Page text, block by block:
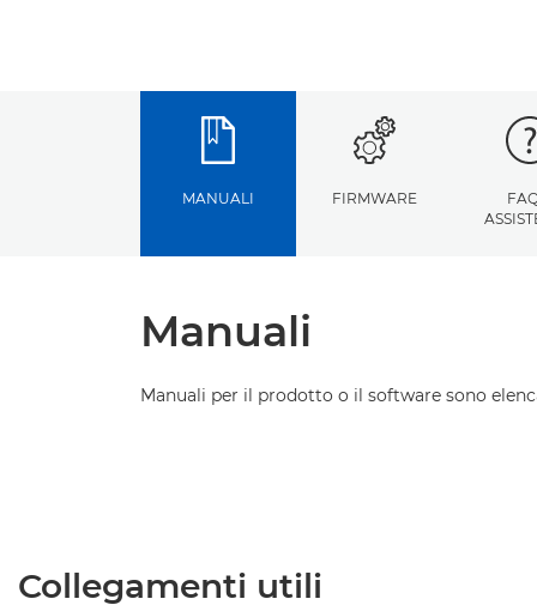
MANUALI FIRMWARE
Manuali
Manuali per il prodotto o il software sono
Collegamenti utili